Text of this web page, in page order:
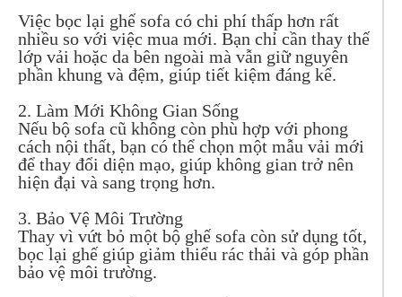
Việc bọc lại ghế sofa có chi phí thấp hơn rất
nhiều so với việc mua mới. Bạn chỉ cần thay thế
lớp vải hoặc da bên ngoài mà vẫn giữ nguyên
phần khung và đệm, giúp tiết kiệm đáng kể.
2. Làm Mới Không Gian Sống
Nếu bộ sofa cũ không còn phù hợp với phong
cách nội thất, bạn có thể chọn một mẫu vải mới
để thay đổi diện mạo, giúp không gian trở nên
hiện đại và sang trọng hơn.
3. Bảo Vệ Môi Trường
Thay vì vứt bỏ một bộ ghế sofa còn sử dụng tốt,
bọc lại ghế giúp giảm thiểu rác thải và góp phần
bảo vệ môi trường.